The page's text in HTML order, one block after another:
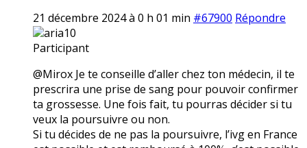
21 décembre 2024 à 0 h 01 min #67900 Répondre
aria10
Participant
@Mirox Je te conseille d’aller chez ton médecin, il te
prescrira une prise de sang pour pouvoir confirmer
ta grossesse. Une fois fait, tu pourras décider si tu
veux la poursuivre ou non.
Si tu décides de ne pas la poursuivre, l’ivg en France